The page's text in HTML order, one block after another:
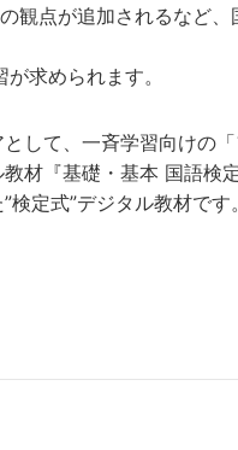
観点が追加されるなど、
求められます。
して、一斉学習向けの
材『基礎・基本 国語検
定式”デジタル教材です。